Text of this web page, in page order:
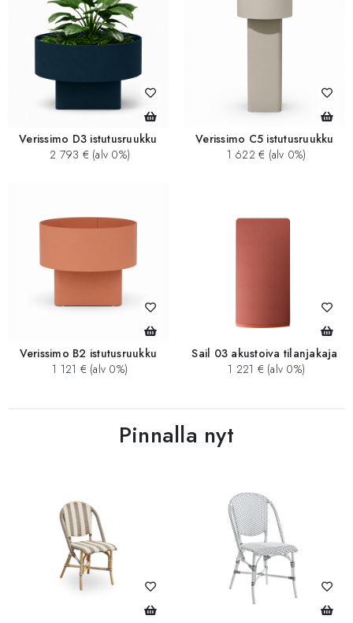
Verissimo D3 istutusruukku
2 793 € (alv 0%)
Verissimo C5 istutusruukku
1 622 € (alv 0%)
Verissimo B2 istutusruukku
1 121 € (alv 0%)
Sail 03 akustoiva tilanjakaja
1 221 € (alv 0%)
Pinnalla nyt